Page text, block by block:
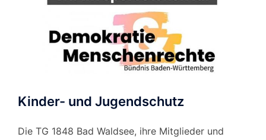
Kinder- und Jugendschutz
Die TG 1848 Bad Waldsee, ihre Mitglieder und